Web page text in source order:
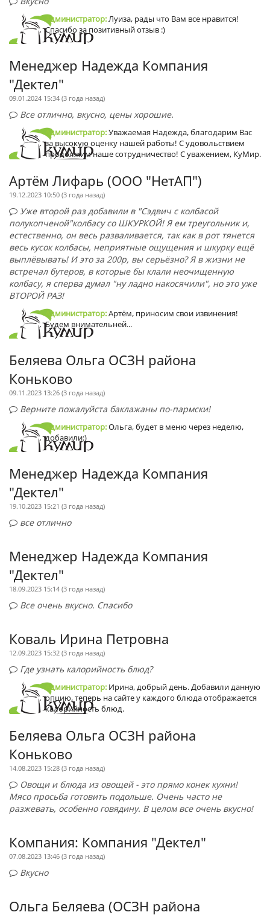
Администратор:Луиза, рады что Вам все нравится!
Спасибо за позитивный отзыв :)
Менеджер Надежда Компания
"Дектел"
09.01.2024 15:34 (3 года назад)
Все отлично, вкусно, цены хорошие.
Администратор:Уважаемая Надежда, благодарим Вас
за высокую оценку нашей работы! С удовольствием
продолжим наше сотрудничество! С уважением, КуМир.
Артём Лифарь (ООО "НетАП")
19.12.2023 10:50 (3 года назад)
Уже второй раз добавили в "Сэдвич с колбасой
полукопченой"колбасу со ШКУРКОЙ! Я ем треугольник и,
естественно, он весь разваливается, так как в рот тянется
весь кусок колбасы, неприятные ощущения и шкурку ещё
выплёвывать! И это за 200р, вы серьёзно? Я в жизни не
встречал бутеров, в которые бы клали неочищенную
колбасу, я сперва думал "ну ладно накосячили", но это уже
ВТОРОЙ РАЗ!
Администратор:Артём, приносим свои извинения!
Будем внимательней...
Беляева Ольга ОСЗН района
Коньково
09.11.2023 13:26 (3 года назад)
Верните пожалуйста баклажаны по-пармски!
Администратор:Ольга, будет в меню через неделю,
добавили:)
Менеджер Надежда Компания
"Дектел"
19.10.2023 15:21 (3 года назад)
все отлично
Менеджер Надежда Компания
"Дектел"
18.09.2023 15:14 (3 года назад)
Все очень вкусно. Спасибо
Коваль Ирина Петровна
12.09.2023 15:32 (3 года назад)
Где узнать калорийность блюд?
Администратор: Ирина, добрый день. Добавили данную
опцию, теперь на сайте у каждого блюда отображается
калорийность блюд.
Беляева Ольга ОСЗН района
Коньково
14.08.2023 15:28 (3 года назад)
Овощи и блюда из овощей - это прямо конек кухни!
Мясо просьба готовить подольше. Очень часто не
разжевать, особенно говядину. В целом все очень вкусно!
Компания: Компания "Дектел"
07.08.2023 13:46 (3 года назад)
Вкусно
Ольга Беляева (ОСЗН района